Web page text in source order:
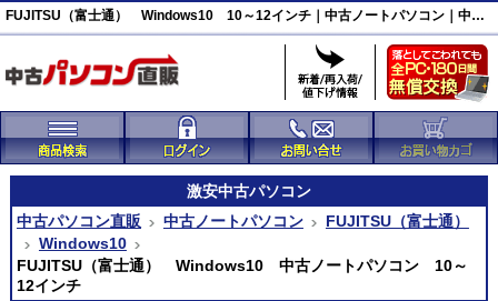
FUJITSU（富士通） Windows10 10～12インチ｜中古ノートパソコン｜中古パソコン直販
激安中古パソコン
中古パソコン直販
中古ノートパソコン
FUJITSU（富士通）
Windows10
FUJITSU（富士通） Windows10 中古ノートパソコン 10～
12インチ